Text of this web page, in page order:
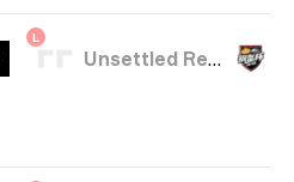
L
Unsettled Resentment